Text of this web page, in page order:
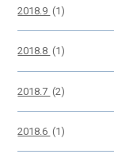
2018.9 (1)
2018.8 (1)
2018.7 (2)
2018.6 (1)